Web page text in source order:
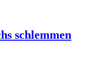
schlemmen